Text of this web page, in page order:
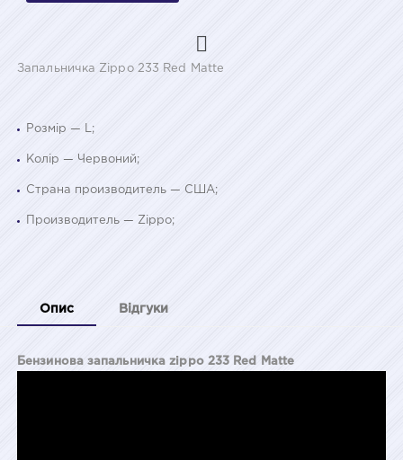
Запальничка Zippo 233 Red Matte
Розмір — L;
Колір — Червоний;
Страна производитель — США;
Производитель — Zippo;
Опис Відгуки
Бензинова запальничка zippo 233 Red Matte